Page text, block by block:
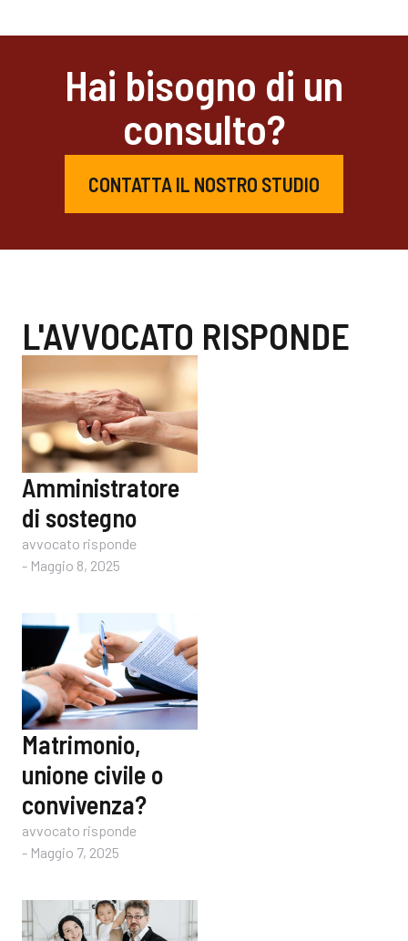
Hai bisogno di un
consulto?
CONTATTA IL NOSTRO STUDIO
L'AVVOCATO RISPONDE
Amministratore
di sostegno
avvocato risponde
- Maggio 8, 2025
Matrimonio,
unione civile o
convivenza?
avvocato risponde
- Maggio 7, 2025